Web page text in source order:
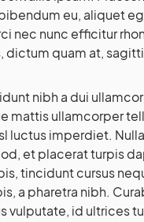
eu, aliquet
nec nunc efficitur
dictum quam at,
nibh a dui
mattis ullamcorper
luctus imperdiet.
et placerat turpis
tincidunt cursus
a pharetra nibh.
vulputate, id ultrices